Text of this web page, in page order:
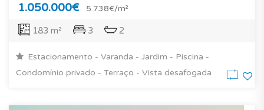
1.050.000€ 5.738€/m²
183 m² 3 2
Estacionamento - Varanda - Jardim - Piscina -
Condomínio privado - Terraço - Vista desafogada